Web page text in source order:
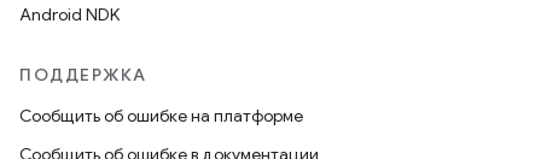
Android NDK
ПОДДЕРЖКА
Сообщить об ошибке на платформе
Сообщить об ошибке в документации